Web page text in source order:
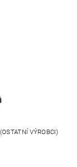
VÝROBCI)